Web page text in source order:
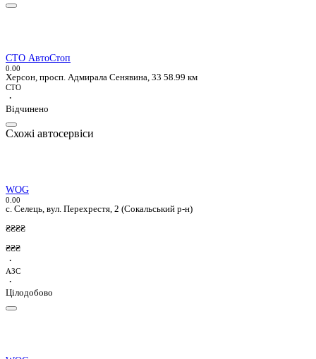
СТО АвтоСтоп
0.00
Херсон, просп. Адмирала Сенявина, 33 58.99 км
СТО
·
Відчинено
Схожі автосервіси
WOG
0.00
с. Селець, вул. Перехрестя, 2 (Сокальський р-н)
₴₴₴₴
₴₴₴
·
АЗС
·
Цілодобово